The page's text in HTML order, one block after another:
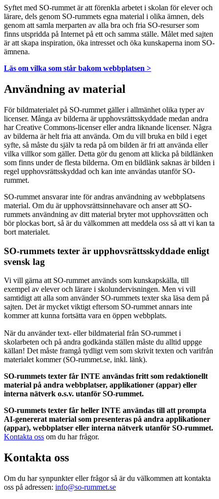
Syftet med SO-rummet är att förenkla arbetet i skolan för elever och
lärare, dels genom SO-rummets egna material i olika ämnen, dels
genom att samla merparten av alla bra och fria SO-resurser som
finns utspridda på Internet på ett och samma ställe. Målet med sajten
är att skapa inspiration, öka intresset och öka kunskaperna inom SO-
ämnena.
Läs om vilka som står bakom webbplatsen >
Användning av material
För bildmaterialet på SO-rummet gäller i allmänhet olika typer av
licenser. Många av bilderna är upphovsrättsskyddade medan andra
har Creative Commons-licenser eller andra liknande licenser. Några
av bilderna är helt fria att använda. Om du vill bruka en bild i eget
syfte, så måste du själv ta reda på om bilden är fri att använda eller
vilka villkor som gäller. Detta gör du genom att klicka på bildlänken
som finns under de flesta bilderna. Om en bildlänk saknas är bilden i
regel upphovsrättsskyddad och kan inte användas utanför SO-
rummet.
SO-rummet ansvarar inte för andras användning av webbplatsens
material. Om du är upphovsrättsinnehavare och anser att SO-
rummets användning av ditt material bryter mot upphovsrätten och
bör plockas bort, så är du välkommen att meddela oss så att vi kan ta
bort materialet.
SO-rummets texter är upphovsrättsskyddade enligt
svensk lag
Vi vill gärna att SO-rummet används som kunskapskälla, till
exempel av elever och lärare i skolundervisningen. Men vi vill
samtidigt att alla som använder SO-rummets texter ska läsa dem på
sajten. Det är mycket viktigt eftersom SO-rummet annars inte
kommer att kunna fortsätta vara en öppen webbplats.
När du använder text- eller bildmaterial från SO-rummet i
skolarbeten och på andra godkända ställen måste du alltid uppge
källan! Det måste framgå tydligt vem som skrivit texten och varifrån
materialet kommer (SO-rummet.se, inkl. länk).
SO-rummets texter får INTE användas fritt som redaktionellt
material på andra webbplatser, applikationer (appar) eller
interna nätverk o.s.v. utanför SO-rummet.
SO-rummets texter får heller INTE användas till att prompta
AI-genererat material som presenteras på andra applikationer
(appar), webbplatser eller interna nätverk utanför SO-rummet.
Kontakta oss om du har frågor.
Kontakta oss
Om du har synpunkter eller frågor så är du välkommen att kontakta
oss på adressen: info@so-rummet.se